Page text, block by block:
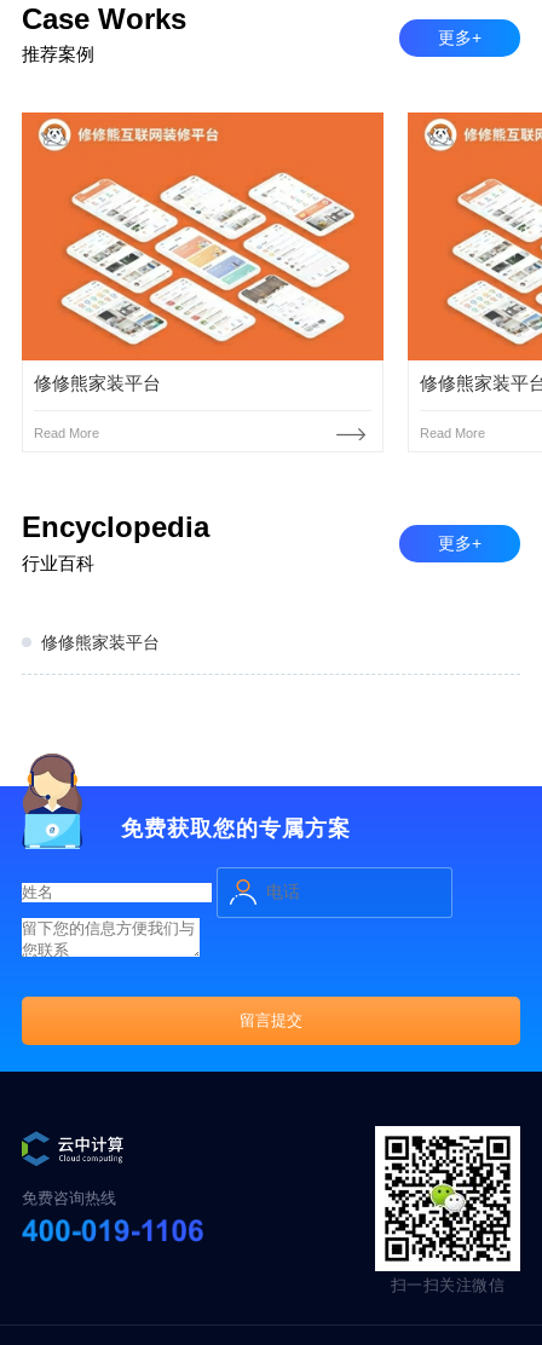
Case Works
推荐案例
更多+
修修熊家装平台
Read More
修修熊家装平
Read More
Encyclopedia
行业百科
更多+
修修熊家装平台
免费获取您的专属方案
免费咨询热线
扫一扫关注微信